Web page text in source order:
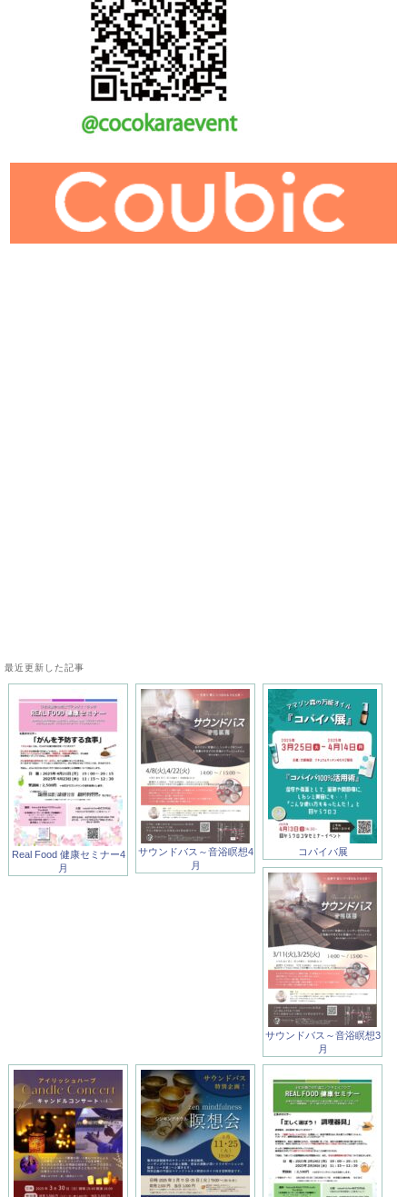
最近更新した記事
Real Food 健康セミナー4
月
サウンドバス～音浴瞑想4
月
コパイバ展
サウンドバス～音浴瞑想3
月